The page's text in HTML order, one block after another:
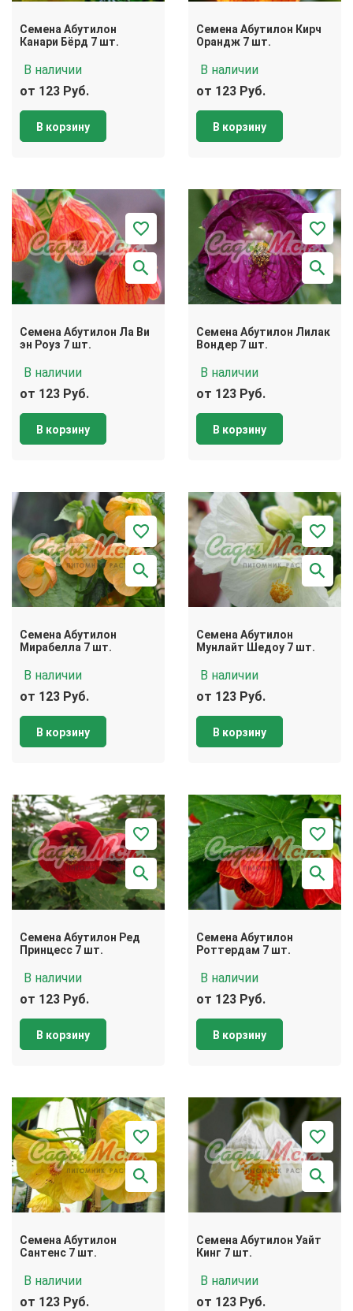
Семена Абутилон
Канари Бёрд 7 шт.
В наличии
от 123 Руб.
В корзину
Семена Абутилон Кирч
Орандж 7 шт.
В наличии
от 123 Руб.
В корзину
Семена Абутилон Ла Ви
эн Роуз 7 шт.
В наличии
от 123 Руб.
В корзину
Семена Абутилон Лилак
Вондер 7 шт.
В наличии
от 123 Руб.
В корзину
Семена Абутилон
Мирабелла 7 шт.
В наличии
от 123 Руб.
В корзину
Семена Абутилон
Мунлайт Шедоу 7 шт.
В наличии
от 123 Руб.
В корзину
Семена Абутилон Ред
Принцесс 7 шт.
В наличии
от 123 Руб.
В корзину
Семена Абутилон
Роттердам 7 шт.
В наличии
от 123 Руб.
В корзину
Семена Абутилон
Сантенс 7 шт.
В наличии
от 123 Руб.
Семена Абутилон Уайт
Кинг 7 шт.
В наличии
от 123 Руб.